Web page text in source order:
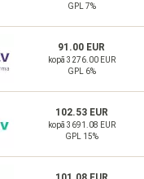
GPL 7%
91.00 EUR
kopā 3276.00 EUR
GPL 6%
102.53 EUR
kopā 3691.08 EUR
GPL 15%